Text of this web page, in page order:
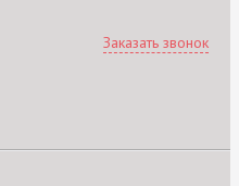
Заказать звонок